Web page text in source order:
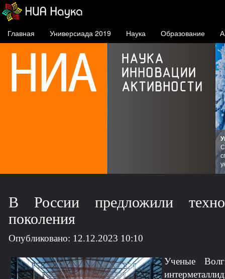
Главная Универсиада 2019 Наука Образование
В России предложили
поколения
Опубликовано: 12.12.2023 10:10
Ученые